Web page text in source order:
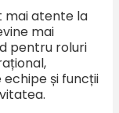
mai atente la
mai
pentru roluri
și funcții